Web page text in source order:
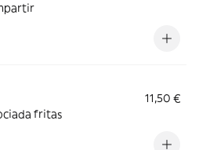
11,50 €
fritas